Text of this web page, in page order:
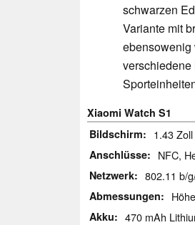
schwarzen
Variante mit
ebensowenig
verschiedene
Xiaomi Watch S1
Bildschirm
1.43
Anschlüsse NFC,
Netzwerk 802.11 b/
Abmessungen
Akku 470 mAh